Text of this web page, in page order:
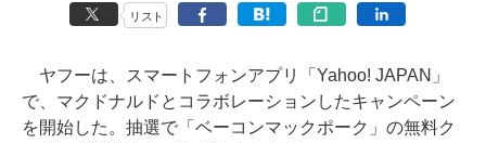
リスト
ヤフーは、スマートフォンアプリ「Yahoo! JAPAN」
で、マクドナルドとコラボレーションしたキャンペーン
を開始した。抽選で「ベーコンマックポーク」の無料ク